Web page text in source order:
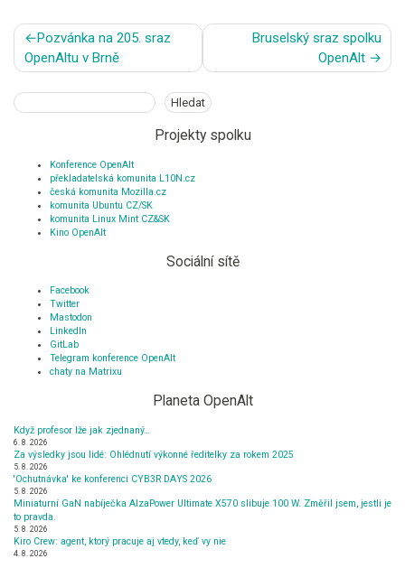
Navigace
pro
příspěvek
Pozvánka na 205. sraz
OpenAltu v Brně
Bruselský sraz spolku
OpenAlt
Hledat Hledat
Projekty spolku
Konference OpenAlt
překladatelská komunita L10N.cz
česká komunita Mozilla.cz
komunita Ubuntu CZ/SK
komunita Linux Mint CZ&SK
Kino OpenAlt
Sociální sítě
Facebook
Twitter
Mastodon
LinkedIn
GitLab
Telegram konference OpenAlt
chaty na Matrixu
Planeta OpenAlt
Když profesor lže jak zjednaný…
6. 8. 2026
Za výsledky jsou lidé: Ohlédnutí výkonné ředitelky za rokem 2025
5. 8. 2026
'Ochutnávka' ke konferenci CYB3R DAYS 2026
5. 8. 2026
Miniaturní GaN nabíječka AlzaPower Ultimate X570 slibuje 100 W. Změřil jsem, jestli je
to pravda.
5. 8. 2026
Kiro Crew: agent, ktorý pracuje aj vtedy, keď vy nie
4. 8. 2026